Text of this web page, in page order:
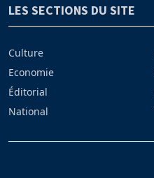
LES SECTIONS DU SITE
Culture
Economie
Éditorial
National